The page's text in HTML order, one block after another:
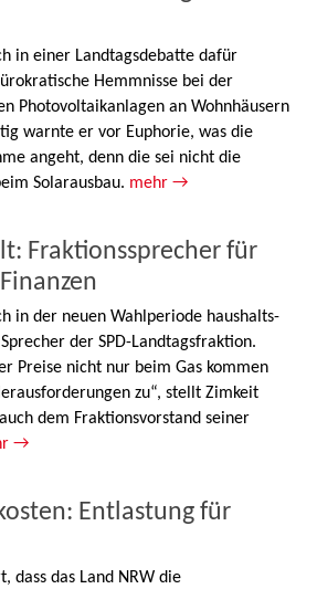
in einer Landtagsdebatte dafür
Hemmnisse bei der
Photovoltaikanlagen an Wohnhäusern
warnte er vor Euphorie, was die
angeht, denn die sei nicht die
Solarausbau. mehr →
Fraktionssprecher für
in der neuen Wahlperiode haushalts-
der SPD-Landtagsfraktion.
Preise nicht nur beim Gas kommen
zu“, stellt Zimkeit
dem Fraktionsvorstand seiner
→
Entlastung für
dass das Land NRW die